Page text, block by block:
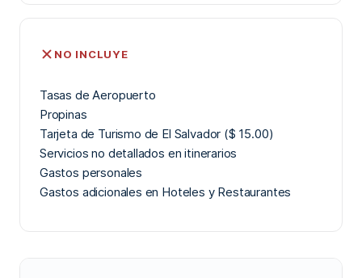
NO INCLUYE
Tasas de Aeropuerto
Propinas
Tarjeta de Turismo de El Salvador ($ 15.00)
Servicios no detallados en itinerarios
Gastos personales
Gastos adicionales en Hoteles y Restaurantes